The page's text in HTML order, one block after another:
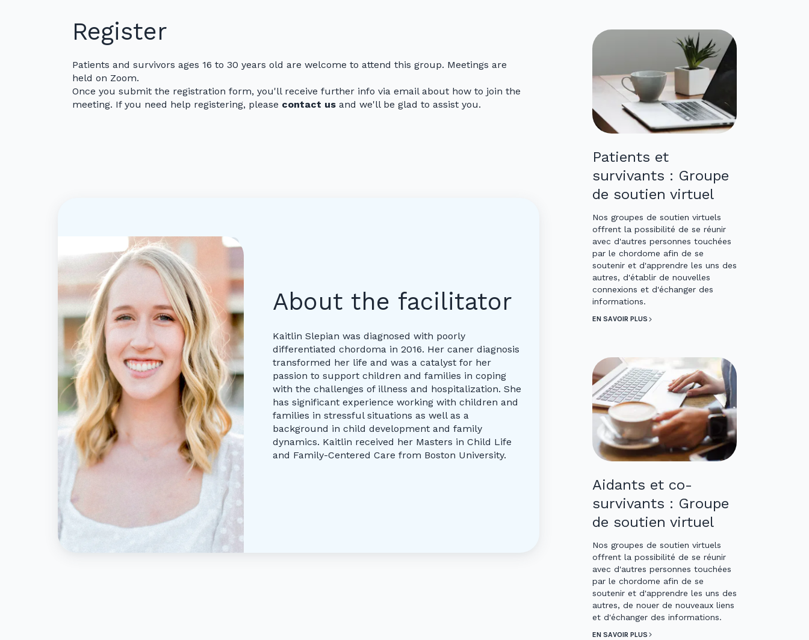
Register
Patients and survivors ages 16 to 30 years old are welcome to attend this group. Meetings are
held on Zoom.
Once you submit the registration form, you'll receive further info via email about how to join the
meeting. If you need help registering, please contact us and we'll be glad to assist you.
About the facilitator
Kaitlin Slepian was diagnosed with poorly
differentiated chordoma in 2016. Her caner diagnosis
transformed her life and was a catalyst for her
passion to support children and families in coping
with the challenges of illness and hospitalization. She
has significant experience working with children and
families in stressful situations as well as a
background in child development and family
dynamics. Kaitlin received her Masters in Child Life
and Family-Centered Care from Boston University.
Patients et
survivants : Groupe
de soutien virtuel
Nos groupes de soutien virtuels
offrent la possibilité de se réunir
avec d'autres personnes touchées
par le chordome afin de se
soutenir et d'apprendre les uns des
autres, d'établir de nouvelles
connexions et d'échanger des
informations.
EN SAVOIR PLUS
Aidants et co-
survivants : Groupe
de soutien virtuel
Nos groupes de soutien virtuels
offrent la possibilité de se réunir
avec d'autres personnes touchées
par le chordome afin de se
soutenir et d'apprendre les uns des
autres, de nouer de nouveaux liens
et d'échanger des informations.
EN SAVOIR PLUS